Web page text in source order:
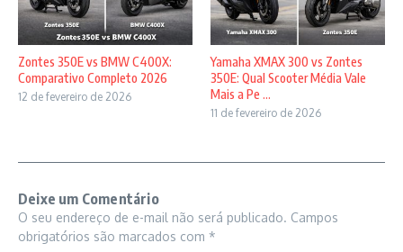
Zontes 350E vs BMW C400X:
Comparativo Completo 2026
12 de fevereiro de 2026
Yamaha XMAX 300 vs Zontes
350E: Qual Scooter Média Vale
Mais a Pe ...
11 de fevereiro de 2026
Deixe um Comentário
O seu endereço de e-mail não será publicado. Campos
obrigatórios são marcados com *